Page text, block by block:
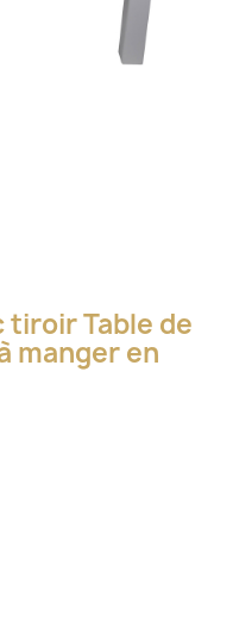
tiroir Table de
manger en